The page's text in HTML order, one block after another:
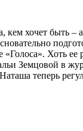
хочет быть
Хоть
Земцовой в
теперь